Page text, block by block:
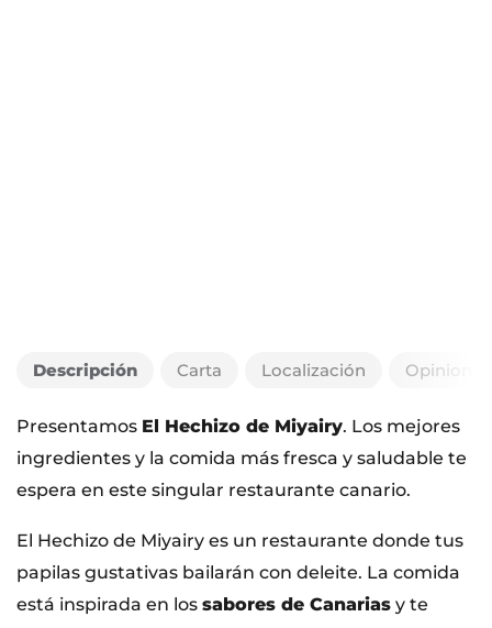
Descripción Carta Localización Opiniones
Presentamos El Hechizo de Miyairy. Los mejores
ingredientes y la comida más fresca y saludable te
espera en este singular restaurante canario.
El Hechizo de Miyairy es un restaurante donde tus
papilas gustativas bailarán con deleite. La comida
está inspirada en los sabores de Canarias y te